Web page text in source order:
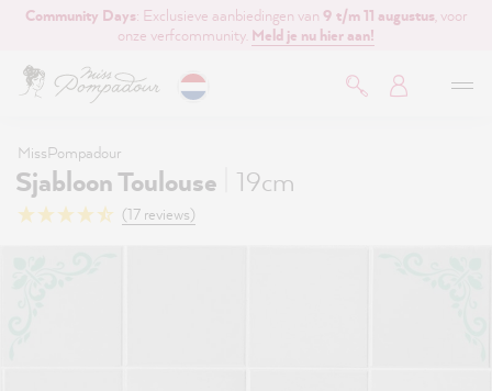
hoofdinhoud
Community Days: Exclusieve aanbiedingen van 9 t/m 11 augustus , voor
onze verfcommunity. Meld je nu hier aan!
MissPompadour
Sjabloon Toulouse 19cm
(17 reviews)